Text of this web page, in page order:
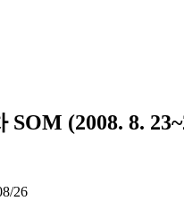
SOM (2008. 8.
26